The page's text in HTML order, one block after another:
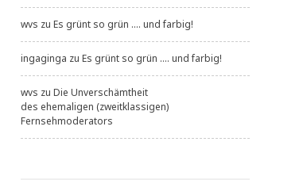
wvs zu Es grünt so grün .... und farbig!
ingaginga zu Es grünt so grün .... und farbig!
wvs zu Die Unverschämtheit
des ehemaligen (zweitklassigen)
Fernsehmoderators